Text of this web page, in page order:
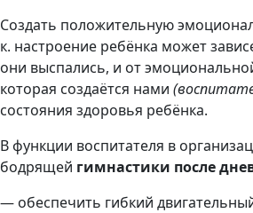
Создать положительную
к. настроение ребёнка может
они выспались, и от
которая создаётся нами
состояния здоровья ребёнка.
В функции воспитателя в
бодрящей гимнастики после
— обеспечить гибкий